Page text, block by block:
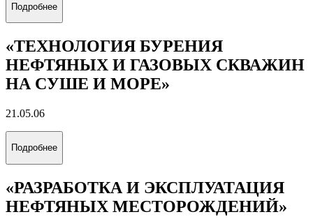
Подробнее
«ТЕХНОЛОГИЯ БУРЕНИЯ
НЕФТЯНЫХ И ГАЗОВЫХ СКВАЖИН
НА СУШЕ И МОРЕ»
21.05.06
Подробнее
«РАЗРАБОТКА И ЭКСПЛУАТАЦИЯ
НЕФТЯНЫХ МЕСТОРОЖДЕНИЙ»